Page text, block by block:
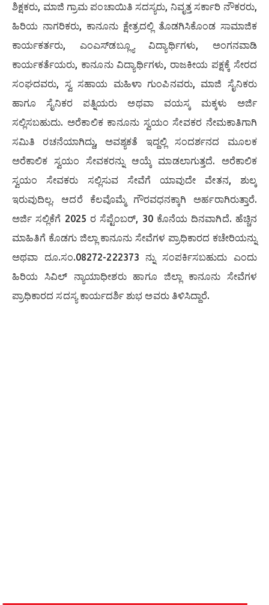
ಶಿಕ್ಷಕರು, ಮಾಜಿ ಗ್ರಾಮ ಪಂಚಾಯಿತಿ ಸದಸ್ಯರು, ನಿವೃತ್ತ ಸರ್ಕಾರಿ ನೌಕರರು,
ಹಿರಿಯ ನಾಗರಿಕರು, ಕಾನೂನು ಕ್ಷೇತ್ರದಲ್ಲಿ ತೊಡಗಿಸಿಕೊಂಡ ಸಾಮಾಜಿಕ
ಕಾರ್ಯಕರ್ತರು, ಎಂಎಸ್‍ಡಬ್ಲ್ಯೂ ವಿದ್ಯಾರ್ಥಿಗಳು, ಅಂಗನವಾಡಿ
ಕಾರ್ಯಕರ್ತೆಯರು, ಕಾನೂನು ವಿದ್ಯಾರ್ಥಿಗಳು, ರಾಜಕೀಯ ಪಕ್ಷಕ್ಕೆ ಸೇರದ
ಸಂಘದವರು, ಸ್ವ ಸಹಾಯ ಮಹಿಳಾ ಗುಂಪಿನವರು, ಮಾಜಿ ಸೈನಿಕರು
ಹಾಗೂ ಸೈನಿಕರ ಪತ್ನಿಯರು ಅಥವಾ ವಯಸ್ಕ ಮಕ್ಕಳು ಅರ್ಜಿ
ಸಲ್ಲಿಸಬಹುದು. ಅರೆಕಾಲಿಕ ಕಾನೂನು ಸ್ವಯಂ ಸೇವಕರ ನೇಮಕಾತಿಗಾಗಿ
ಸಮಿತಿ ರಚನೆಯಾಗಿದ್ದು, ಅವಶ್ಯಕತೆ ಇದ್ದಲ್ಲಿ ಸಂದರ್ಶನದ ಮೂಲಕ
ಅರೆಕಾಲಿಕ ಸ್ವಯಂ ಸೇವಕರನ್ನು ಆಯ್ಕೆ ಮಾಡಲಾಗುತ್ತದೆ. ಅರೆಕಾಲಿಕ
ಸ್ವಯಂ ಸೇವಕರು ಸಲ್ಲಿಸುವ ಸೇವೆಗೆ ಯಾವುದೇ ವೇತನ, ಶುಲ್ಕ
ಇರುವುದಿಲ್ಲ. ಆದರೆ ಕೆಲವೊಮ್ಮೆ ಗೌರವಧನಕ್ಕಾಗಿ ಅರ್ಹರಾಗಿರುತ್ತಾರೆ.
ಅರ್ಜಿ ಸಲ್ಲಿಕೆಗೆ 2025 ರ ಸೆಪ್ಟೆಂಬರ್, 30 ಕೊನೆಯ ದಿನವಾಗಿದೆ. ಹೆಚ್ಚಿನ
ಮಾಹಿತಿಗೆ ಕೊಡಗು ಜಿಲ್ಲಾ ಕಾನೂನು ಸೇವೆಗಳ ಪ್ರಾಧಿಕಾರದ ಕಚೇರಿಯನ್ನು
ಅಥವಾ ದೂ.ಸಂ.08272-222373 ನ್ನು ಸಂಪರ್ಕಿಸಬಹುದು ಎಂದು
ಹಿರಿಯ ಸಿವಿಲ್ ನ್ಯಾಯಾಧೀಶರು ಹಾಗೂ ಜಿಲ್ಲಾ ಕಾನೂನು ಸೇವೆಗಳ
ಪ್ರಾಧಿಕಾರದ ಸದಸ್ಯ ಕಾರ್ಯದರ್ಶಿ ಶುಭ ಅವರು ತಿಳಿಸಿದ್ದಾರೆ.